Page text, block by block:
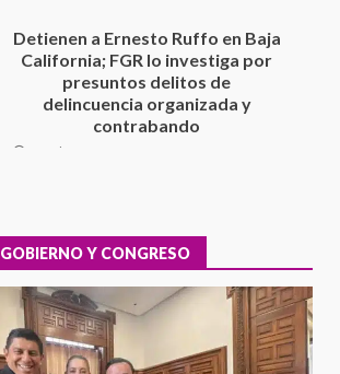
Sin paso carretera Oaxaca-
Cuacnopalan
26 junio 2026
integral de las instalaciones de la
Escuela Secundaria General
Moisés Sáenz Garza
5 agosto 2026
Ciudad Salud: justicia social para
Oaxaca
GOBIERNO Y CONGRESO